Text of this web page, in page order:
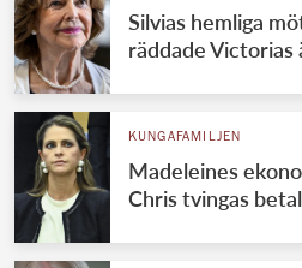
Silvias hemliga
räddade Victorias
KUNGAFAMILJEN
Madeleines
Chris tvingas